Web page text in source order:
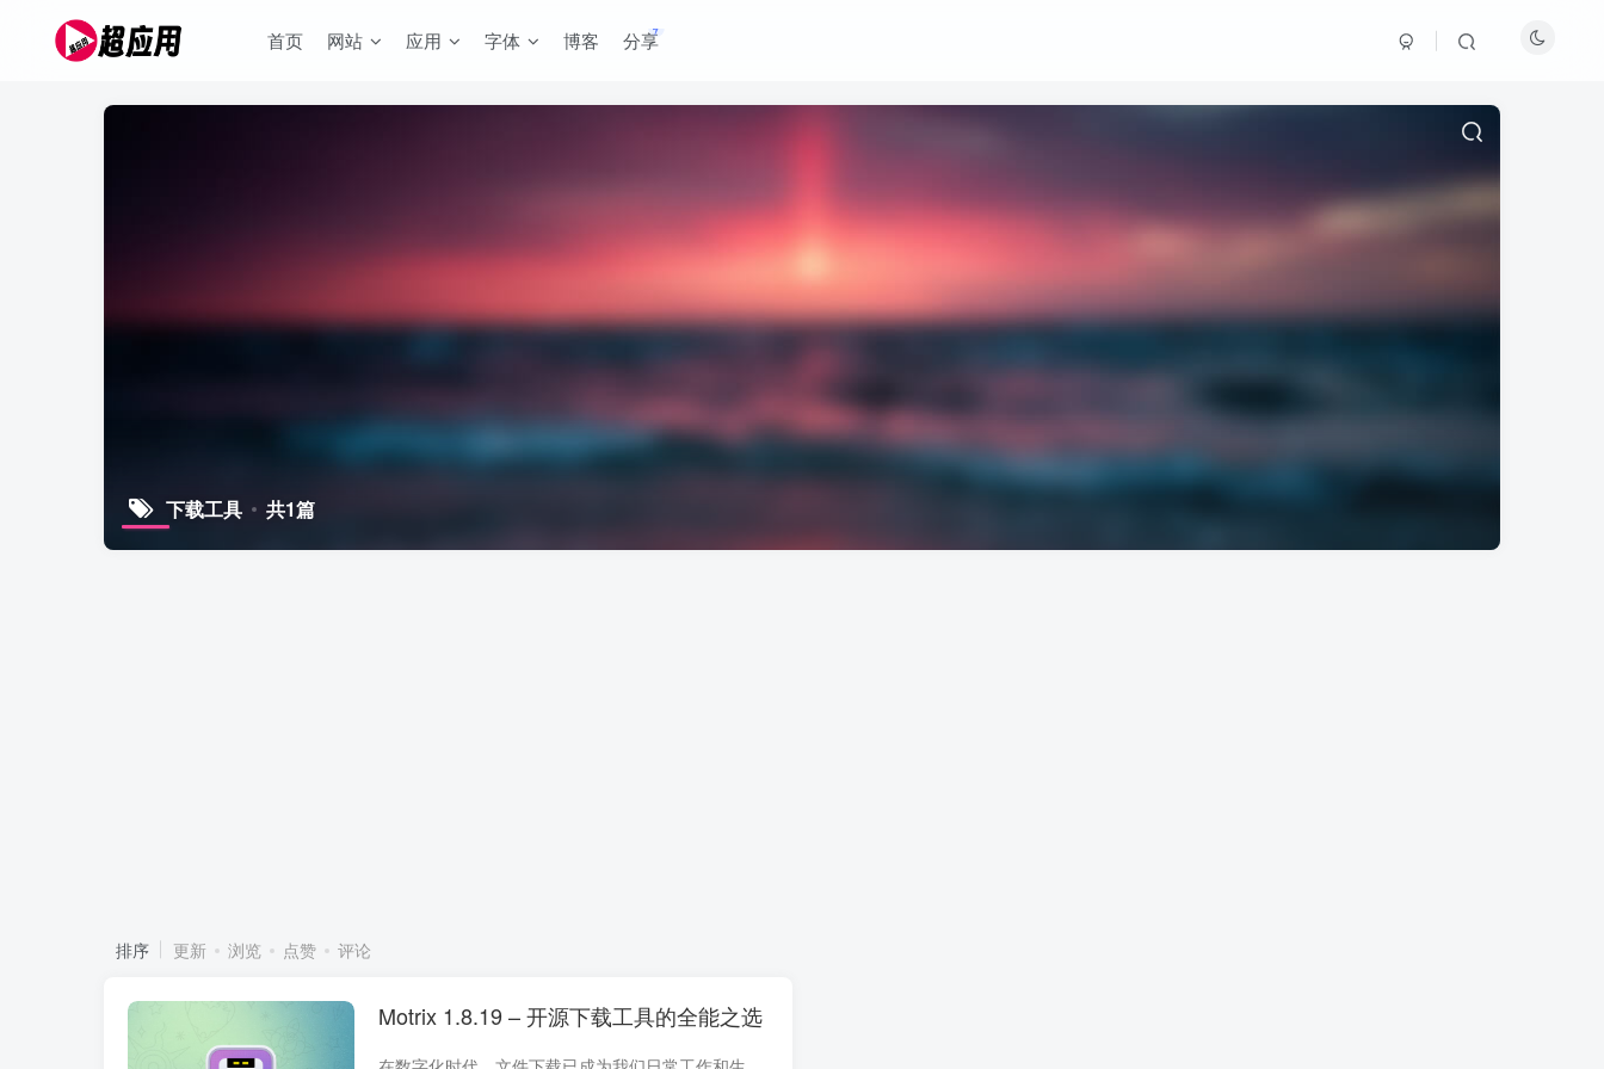
首页 网站 应用 字体 博客 分享
下载工具 共1篇
排序 更新 浏览 点赞 评论
Motrix 1.8.19 – 开源下载工具的全能之选